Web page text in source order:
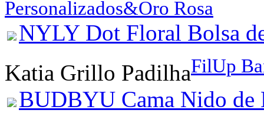
Personalizados&Oro Rosa
NYLY Dot Floral Bolsa
Katia Grillo PadilhaFilUp
BUDBYU Cama Nido de